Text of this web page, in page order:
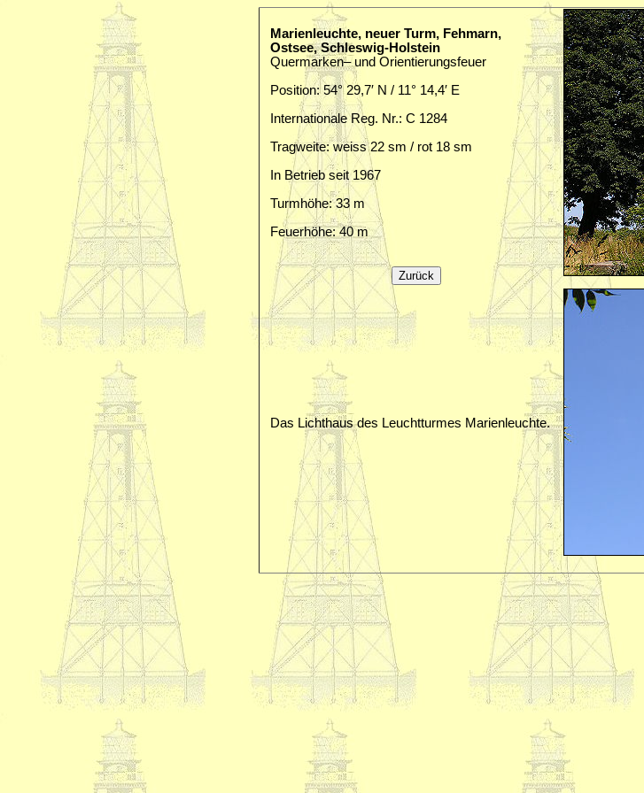
Marienleuchte, neuer Turm, Fehmarn,
Ostsee, Schleswig-Holstein
Quermarken– und Orientierungsfeuer
Position: 54° 29,7′ N / 11° 14,4′ E
Internationale Reg. Nr.: C 1284
Tragweite: weiss 22 sm / rot 18 sm
In Betrieb seit 1967
Turmhöhe: 33 m
Feuerhöhe: 40 m
Das Lichthaus des Leuchtturmes Marienleuchte.